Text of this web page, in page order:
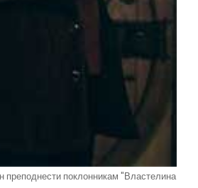
преподнести поклонникам "Властелина